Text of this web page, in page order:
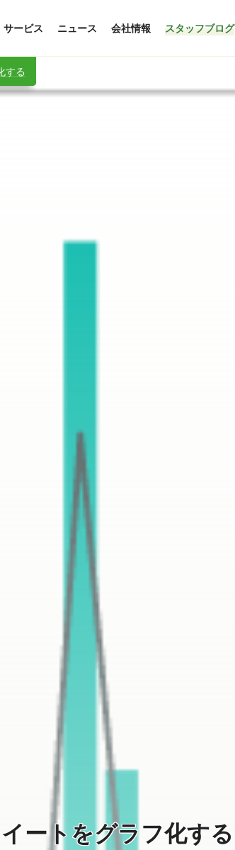
サービス ニュース 会社情報 スタッフブログ
する
ートをグラフ化する